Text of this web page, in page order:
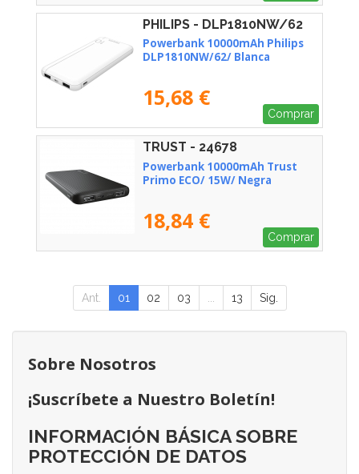
PHILIPS - DLP1810NW/62
Powerbank 10000mAh Philips
DLP1810NW/62/ Blanca
15,68 €
Comprar
TRUST - 24678
Powerbank 10000mAh Trust
Primo ECO/ 15W/ Negra
18,84 €
Comprar
Ant. 01 02 03 13 Sig.
Sobre Nosotros
¡Suscríbete a Nuestro Boletín!
INFORMACIÓN BÁSICA SOBRE
PROTECCIÓN DE DATOS